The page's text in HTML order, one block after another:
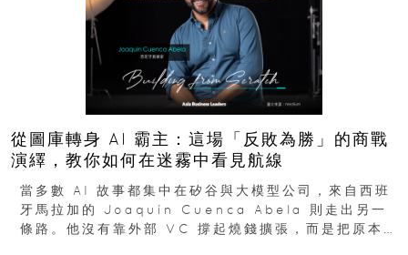
從圖庫轉身 AI 霸主：這場「反敗為勝」的商戰
演繹，教你如何在迷霧中看見航線
當多數 AI 故事都集中在矽谷與大模型公司，來自西班
牙馬拉加的 Joaquín Cuenca Abela 則走出另一
條路。他沒有靠外部 VC 撐起燒錢擴張，而是把原本